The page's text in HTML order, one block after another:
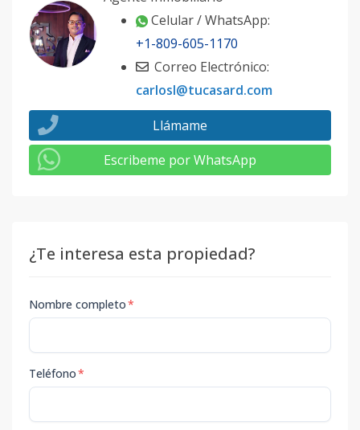
Celular / WhatsApp:
+1-809-605-1170
Correo Electrónico:
carlosl@tucasard.com
Llámame
Escribeme por WhatsApp
¿Te interesa esta propiedad?
Nombre completo*
Teléfono*